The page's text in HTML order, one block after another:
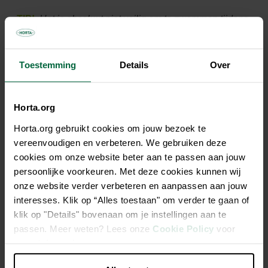
Toestemming Details Over
Horta.org
Horta.org gebruikt cookies om jouw bezoek te
vereenvoudigen en verbeteren. We gebruiken deze
cookies om onze website beter aan te passen aan jouw
persoonlijke voorkeuren. Met deze cookies kunnen wij
onze website verder verbeteren en aanpassen aan jouw
interesses. Klik op “Alles toestaan" om verder te gaan of
klik op "Details" bovenaan om je instellingen aan te
passen. Meer weten? Lees onze Cookie Policy voor
meer informatie.
TIP! Het is absoluut niet veilig om te zwemmen tijdens
onweer en al zeker niet wanneer het bliksemt. Water
geleidt elektriciteit goed. Als bliksem water raakt,
bereikt die elektriciteit alles (en iedereen) in het water.
Na een hevig onweer moet je dus zo snel mogelijk het
misschien een chloorschok toedienen.
Het optimale chloorgehalte